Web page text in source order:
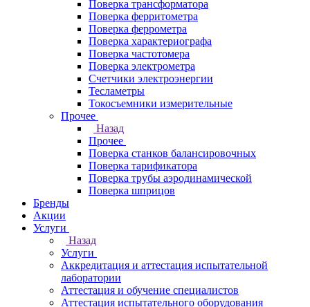
Поверка трансформатора
Поверка ферритометра
Поверка феррометра
Поверка характериографа
Поверка частотомера
Поверка электрометра
Счетчики электроэнергии
Тесламетры
Токосъемники измерительные
Прочее
Назад
Прочее
Поверка станков балансировочных
Поверка тарификатора
Поверка трубы аэродинамической
Поверка шприцов
Бренды
Акции
Услуги
Назад
Услуги
Аккредитация и аттестация испытательной
лаборатории
Аттестация и обучение специалистов
Аттестация испытательного оборудования